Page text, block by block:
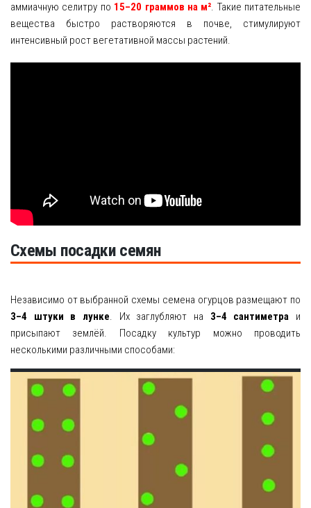
аммиачную селитру по 15–20 граммов на м². Такие питательные
вещества быстро растворяются в почве, стимулируют
интенсивный рост вегетативной массы растений.
Схемы посадки семян
Независимо от выбранной схемы семена огурцов размещают по
3–4 штуки в лунке . Их заглубляют на 3–4 сантиметра и
присыпают землёй. Посадку культур можно проводить
несколькими различными способами: